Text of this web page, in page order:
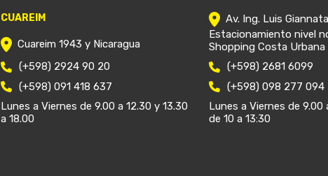
CUAREIM
Cuareim 1943 y Nicaragua
(+598) 2924 90 20
(+598) 091 418 637
Lunes a Viernes de 9.00 a 12.30 y 13.30
a 18.00
Av. Ing. Luis
Estacionamiento nivel
Shopping Costa Urbana
(+598) 2681 6099
(+598) 098 277 094
Lunes a Viernes de 9.00
de 10 a 13:30